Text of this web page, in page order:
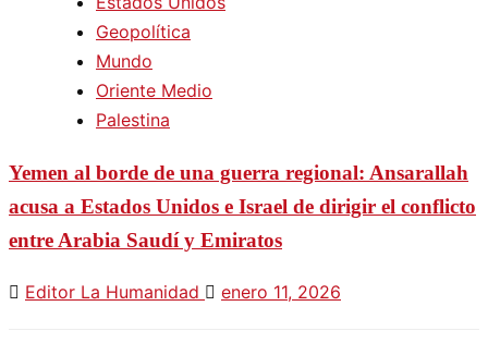
Geopolítica
Mundo
Oriente Medio
Palestina
Yemen al borde de una guerra regional: Ansarallah
acusa a Estados Unidos e Israel de dirigir el conflicto
entre Arabia Saudí y Emiratos
Editor La Humanidad enero 11, 2026